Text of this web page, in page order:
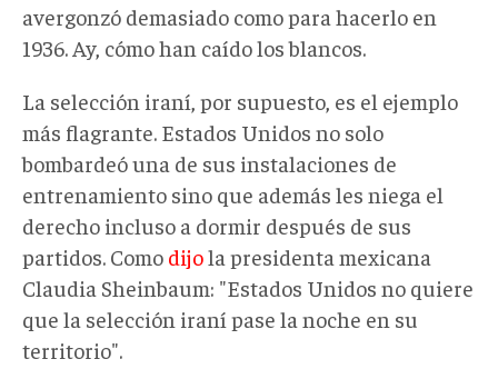
avergonzó demasiado como para hacerlo en
1936. Ay, cómo han caído los blancos.
La selección iraní, por supuesto, es el ejemplo
más flagrante. Estados Unidos no solo
bombardeó una de sus instalaciones de
entrenamiento sino que además les niega el
derecho incluso a dormir después de sus
partidos. Como dijola presidenta mexicana
Claudia Sheinbaum: "Estados Unidos no quiere
que la selección iraní pase la noche en su
territorio".